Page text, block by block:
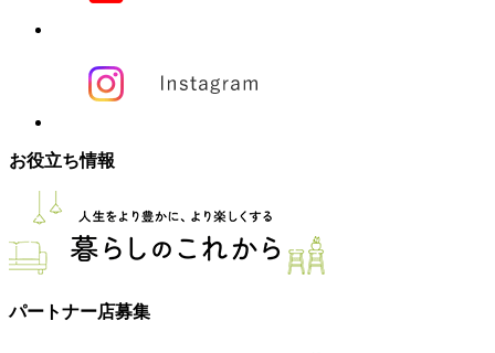
お役立ち情報
パートナー店募集